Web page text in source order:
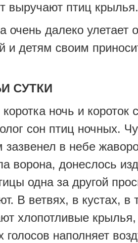
выручают птиц крылья.
очень далеко улетает
и детям своим
СУТКИ
ночь и короток
сон птиц ночных.
зазвенел в небе
ворона, донеслось
одна за другой
В ветвях, в кустах, в
хлопотливые
голосов наполняет